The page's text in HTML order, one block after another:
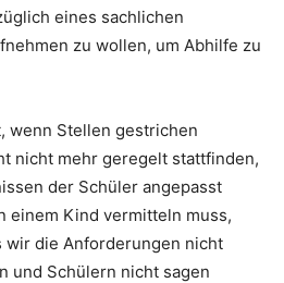
eines sachlichen
zu wollen, um Abhilfe zu
wenn Stellen gestrichen
nicht mehr geregelt stattfinden,
der Schüler angepasst
einem Kind vermitteln muss,
wir die Anforderungen nicht
und Schülern nicht sagen